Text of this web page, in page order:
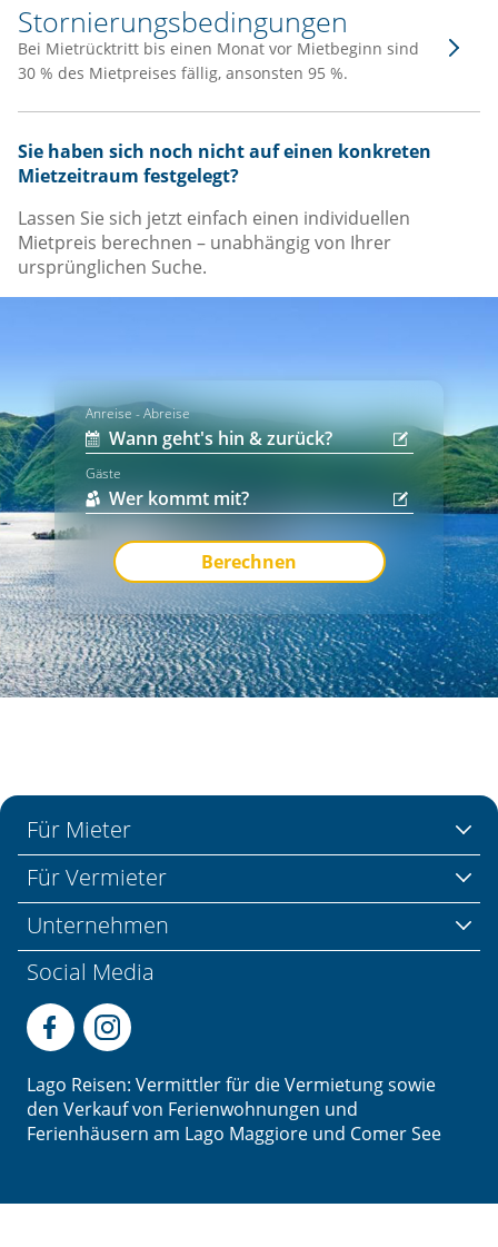
Stornierungsbedingungen
Bei Mietrücktritt bis einen Monat vor Mietbeginn sind
30 % des Mietpreises fällig, ansonsten 95 %.
Sie haben sich noch nicht auf einen konkreten
Mietzeitraum festgelegt?
Lassen Sie sich jetzt einfach einen individuellen
Mietpreis berechnen – unabhängig von Ihrer
ursprünglichen Suche.
Anreise - Abreise
Gäste
Berechnen
Für Mieter
Für Vermieter
Unternehmen
Social Media
Lago Reisen: Vermittler für die Vermietung sowie
den Verkauf von Ferienwohnungen und
Ferienhäusern am Lago Maggiore und Comer See